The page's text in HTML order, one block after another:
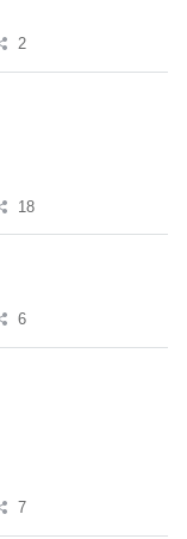
2
18
6
7